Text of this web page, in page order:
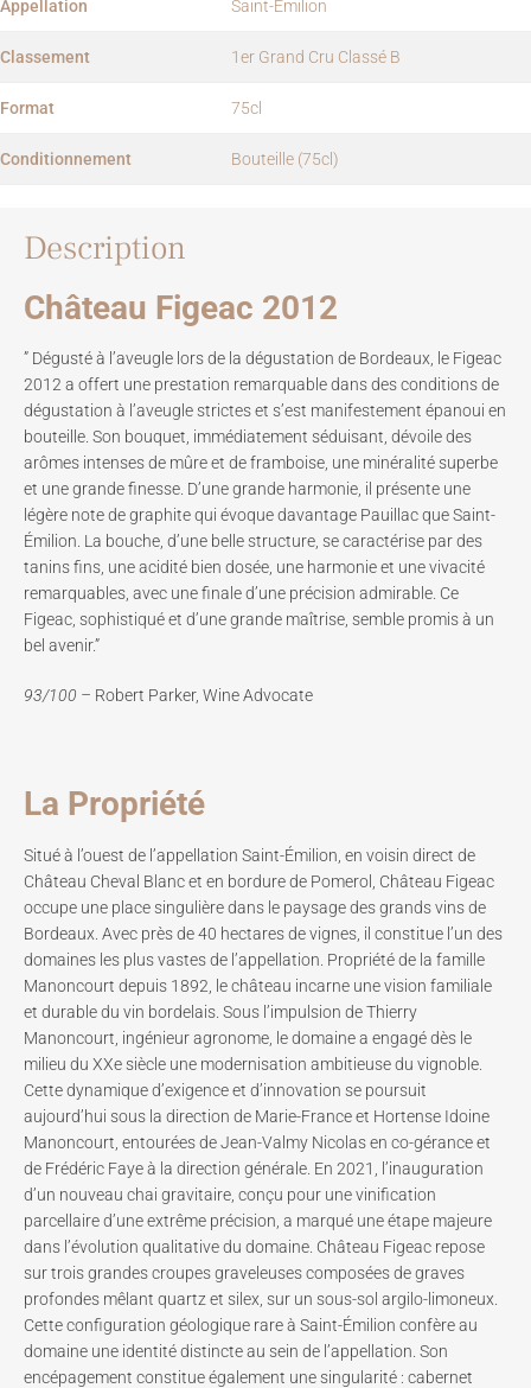
Description
Château Figeac 2012
” Dégusté à l’aveugle lors de la dégustation de Bordeaux, le Figeac
2012 a offert une prestation remarquable dans des conditions de
dégustation à l’aveugle strictes et s’est manifestement épanoui en
bouteille. Son bouquet, immédiatement séduisant, dévoile des
arômes intenses de mûre et de framboise, une minéralité superbe
et une grande finesse. D’une grande harmonie, il présente une
légère note de graphite qui évoque davantage Pauillac que Saint-
Émilion. La bouche, d’une belle structure, se caractérise par des
tanins fins, une acidité bien dosée, une harmonie et une vivacité
remarquables, avec une finale d’une précision admirable. Ce
Figeac, sophistiqué et d’une grande maîtrise, semble promis à un
bel avenir.”
93/100 – Robert Parker, Wine Advocate
La Propriété
Situé à l’ouest de l’appellation Saint-Émilion, en voisin direct de
Château Cheval Blanc et en bordure de Pomerol, Château Figeac
occupe une place singulière dans le paysage des grands vins de
Bordeaux. Avec près de 40 hectares de vignes, il constitue l’un des
domaines les plus vastes de l’appellation. Propriété de la famille
Manoncourt depuis 1892, le château incarne une vision familiale
et durable du vin bordelais. Sous l’impulsion de Thierry
Manoncourt, ingénieur agronome, le domaine a engagé dès le
milieu du XXe siècle une modernisation ambitieuse du vignoble.
Cette dynamique d’exigence et d’innovation se poursuit
aujourd’hui sous la direction de Marie-France et Hortense Idoine
Manoncourt, entourées de Jean-Valmy Nicolas en co-gérance et
de Frédéric Faye à la direction générale. En 2021, l’inauguration
d’un nouveau chai gravitaire, conçu pour une vinification
parcellaire d’une extrême précision, a marqué une étape majeure
dans l’évolution qualitative du domaine. Château Figeac repose
sur trois grandes croupes graveleuses composées de graves
profondes mêlant quartz et silex, sur un sous-sol argilo-limoneux.
Cette configuration géologique rare à Saint-Émilion confère au
domaine une identité distincte au sein de l’appellation. Son
encépagement constitue également une singularité : cabernet
Appellation Saint-Emilion
Classement 1er Grand Cru Classé B
Format 75cl
Conditionnement Bouteille (75cl)